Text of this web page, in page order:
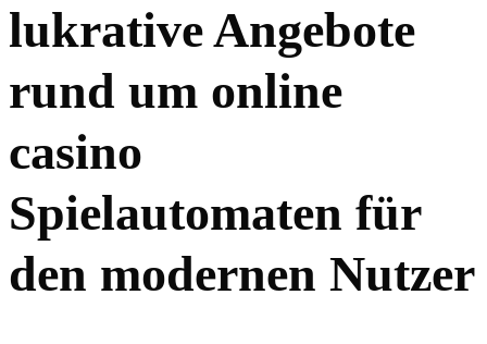
lukrative Angebote
rund um online
casino
Spielautomaten für
den modernen Nutzer